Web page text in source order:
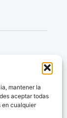
mantener la
aceptar todas
en cualquier
Venezuela
Brazil